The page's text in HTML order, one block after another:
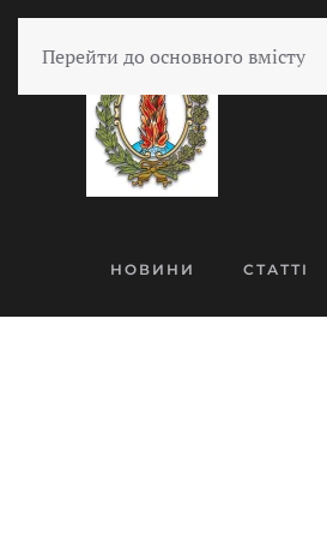
Перейти до основного вмісту
НОВИНИ СТАТТІ